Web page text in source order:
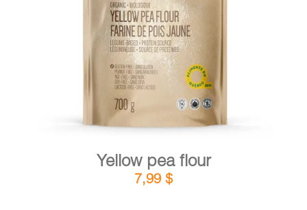
ADD TO CART / DETAILS
Yellow pea flour
7,99 $